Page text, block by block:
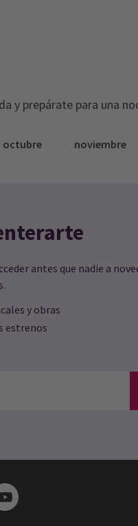
y prepárate para una
octubre noviembre
antes que nadie a
y obras
estrenos